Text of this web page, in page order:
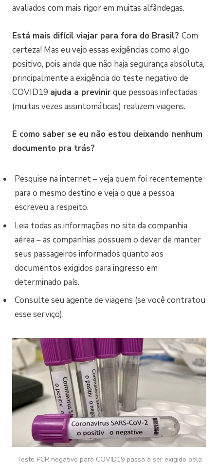
avaliados com mais rigor em muitas alfândegas.
Está mais difícil viajar para fora do Brasil? Com
certeza! Mas eu vejo essas exigências como algo
positivo, pois ainda que não haja segurança absoluta,
principalmente a exigência do teste negativo de
COVID19 ajuda a previnirque pessoas infectadas
(muitas vezes assintomáticas) realizem viagens.
E como saber se eu não estou deixando nenhum
documento pra trás?
Pesquise na internet – veja quem foi recentemente
para o mesmo destino e veja o que a pessoa
escreveu a respeito.
Leia todas as informações no site da companhia
aérea – as companhias possuem o dever de manter
seus passageiros informados quanto aos
documentos exigidos para ingresso em
determinado país.
Consulte seu agente de viagens (se você contratou
esse serviço).
Teste PCR negativo para COVID19 passa a ser exigido pela